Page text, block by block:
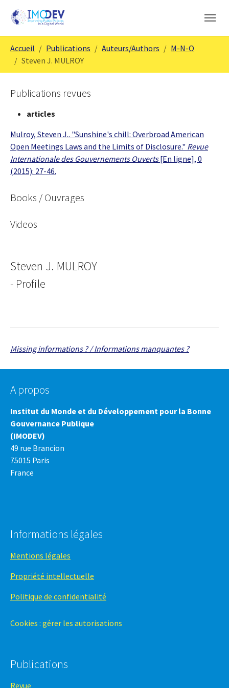
Accueil Publications Auteurs/Authors
M-N-O
Steven J. MULROY
Publications revues
articles
Mulroy, Steven J.. "Sunshine's chill: Overbroad American
Open Meetings Laws and the Limits of Disclosure." Revue
Internationale des Gouvernements Ouverts[En ligne], 0
(2015): 27-46.
Books / Ouvrages
Videos
Steven J. MULROY
- Profile
Missing informations ? / Informations manquantes ?
A propos
Institut du Monde et du Développement pour la Bonne
Gouvernance Publique
(IMODEV)
49 rue Brancion
75015 Paris
France
Informations légales
Mentions légales
Propriété intellectuelle
Politique de confidentialité
Cookies : gérer les autorisations
Publications
Revue